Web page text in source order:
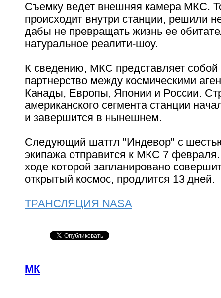
Съемку ведет внешняя камера МКС.
происходит внутри станции, решили
дабы не превращать жизнь ее
натуральное реалити-шоу.
К сведению, МКС представляет собой
партнерство между космическими
Канады, Европы, Японии и России.
американского сегмента станции
и завершится в нынешнем.
Следующий шаттл "Индевор" с
экипажа отправится к МКС 7
ходе которой запланировано
открытый космос, продлится 13 дней.
ТРАНСЛЯЦИЯ NASA
МК